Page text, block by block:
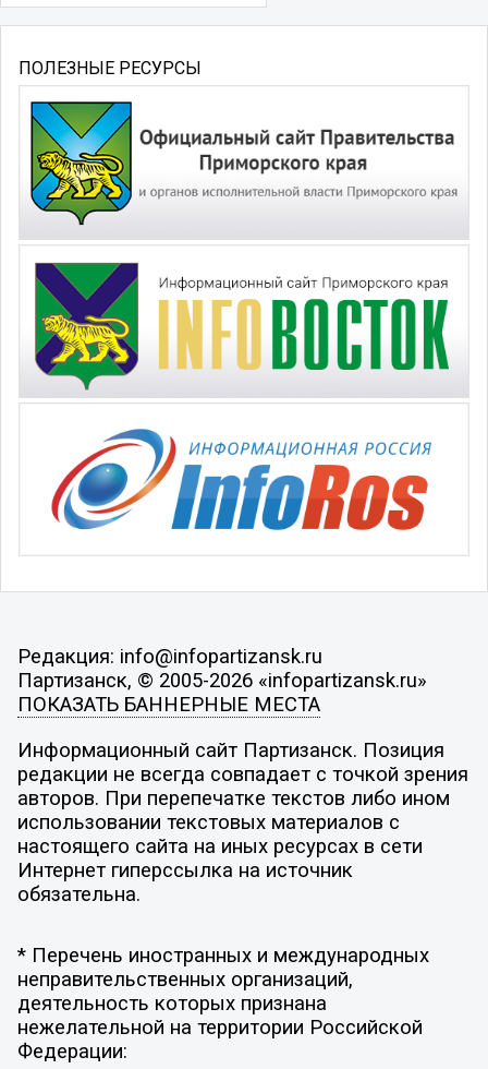
ПОЛЕЗНЫЕ РЕСУРСЫ
Редакция: info@infopartizansk.ru
Партизанск, © 2005-2026 «infopartizansk.ru»
ПОКАЗАТЬ БАННЕРНЫЕ МЕСТА
Информационный сайт Партизанск. Позиция
редакции не всегда совпадает с точкой зрения
авторов. При перепечатке текстов либо ином
использовании текстовых материалов с
настоящего сайта на иных ресурсах в сети
Интернет гиперссылка на источник
обязательна.
* Перечень иностранных и международных
неправительственных организаций,
деятельность которых признана
нежелательной на территории Российской
Федерации: